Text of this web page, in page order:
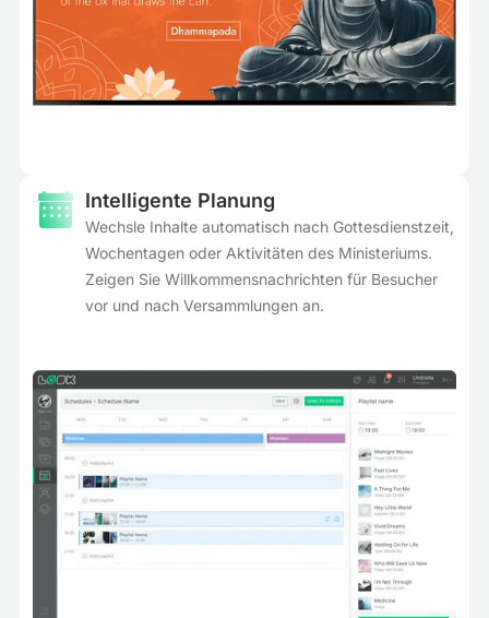
Intelligente Planung
Wechsle Inhalte automatisch nach Gottesdienstzeit,
Wochentagen oder Aktivitäten des Ministeriums.
Zeigen Sie Willkommensnachrichten für Besucher
vor und nach Versammlungen an.